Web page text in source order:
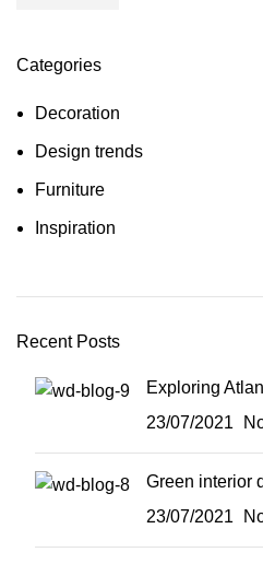
Categories
Decoration
Design trends
Furniture
Inspiration
Recent Posts
Exploring
23/07/2021
Green interior
23/07/2021